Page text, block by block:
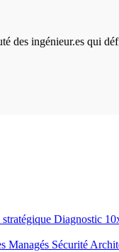
ingénieur.es qui
Diagnostic
Managés Sécurité